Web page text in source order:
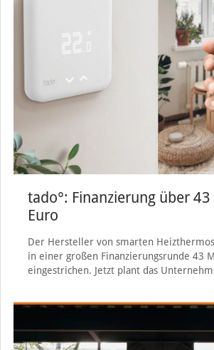
tado°: Finanzierung über
Euro
Der Hersteller von smarten
in einer großen Finanzierungsrunde 43
eingestrichen. Jetzt plant das